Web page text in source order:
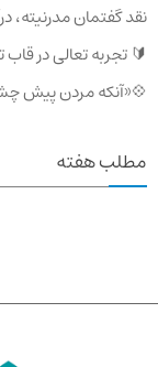
نقد گفتمان مدرنیته،
🔰 تجربه تعالی در
💠«آنکه مردن پیش
مطلب هفته